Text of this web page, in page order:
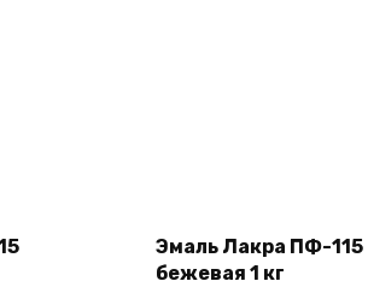
Эмаль Лакра ПФ-115
бежевая 1 кг